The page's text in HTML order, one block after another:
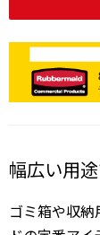
幅広い用
ゴミ箱や収